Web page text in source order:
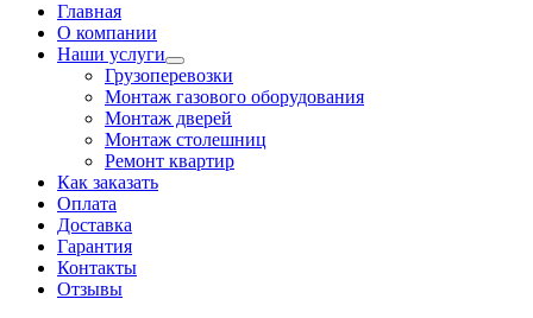
Главная
О компании
Наши услуги
Грузоперевозки
Монтаж газового оборудования
Монтаж дверей
Монтаж столешниц
Ремонт квартир
Как заказать
Оплата
Доставка
Гарантия
Контакты
Отзывы